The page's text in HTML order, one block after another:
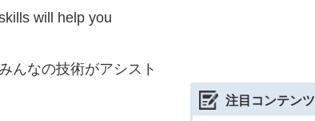
will help you
んなの技術がアシスト
注目コンテンツ